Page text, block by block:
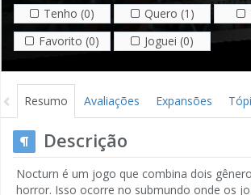
Tenho (0)
Quero (1)
Favorito (0)
Joguei (0)
Resumo Avaliações Expansões
Descrição
Nocturn é um jogo que combina dois
horror. Isso ocorre no submundo onde os